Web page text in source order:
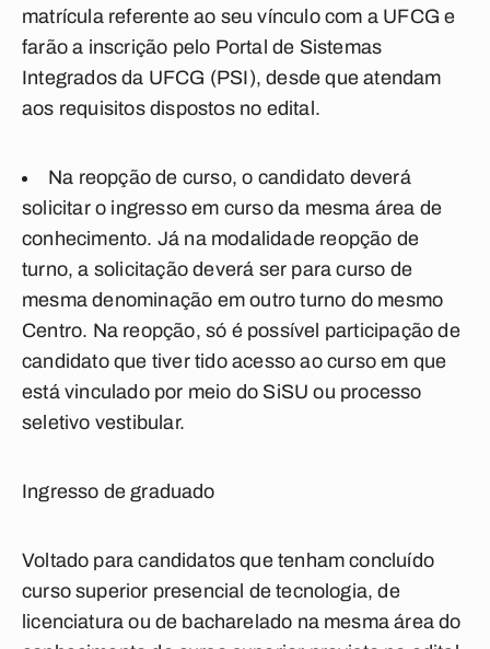
matrícula referente ao seu vínculo com a UFCG e
farão a inscrição pelo Portal de Sistemas
Integrados da UFCG (PSI), desde que atendam
aos requisitos dispostos no edital.
Na reopção de curso, o candidato deverá
solicitar o ingresso em curso da mesma área de
conhecimento. Já na modalidade reopção de
turno, a solicitação deverá ser para curso de
mesma denominação em outro turno do mesmo
Centro. Na reopção, só é possível participação de
candidato que tiver tido acesso ao curso em que
está vinculado por meio do SiSU ou processo
seletivo vestibular.
Ingresso de graduado
Voltado para candidatos que tenham concluído
curso superior presencial de tecnologia, de
licenciatura ou de bacharelado na mesma área do